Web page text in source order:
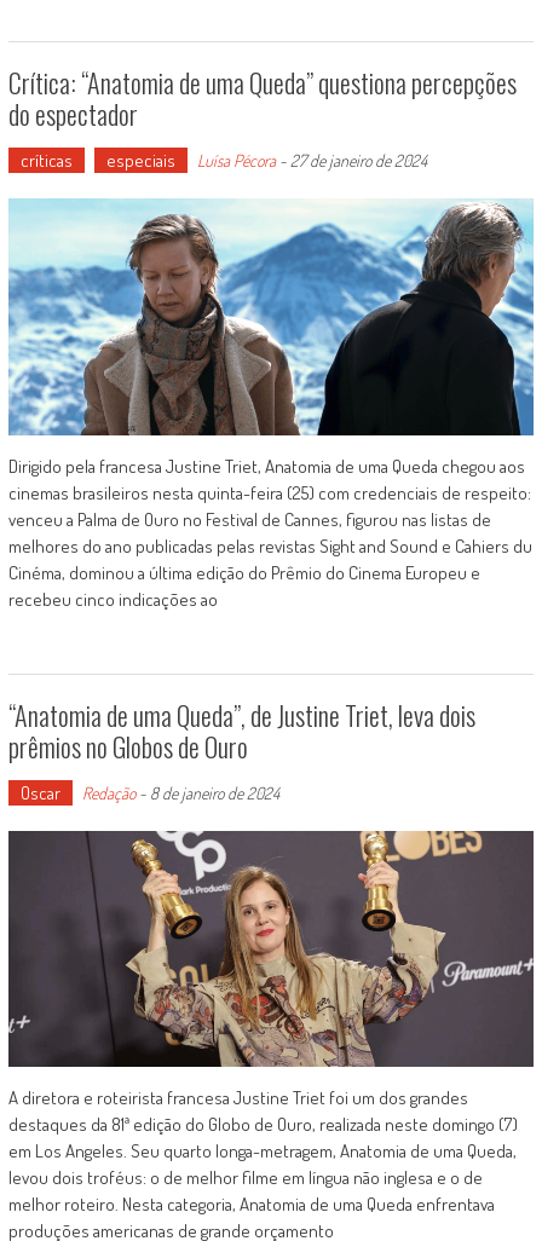
Crítica: “Anatomia de uma Queda” questiona percepções
do espectador
críticas especiais Luísa Pécora-27 de janeiro de 2024
Dirigido pela francesa Justine Triet, Anatomia de uma Queda chegou aos
cinemas brasileiros nesta quinta-feira (25) com credenciais de respeito:
venceu a Palma de Ouro no Festival de Cannes, figurou nas listas de
melhores do ano publicadas pelas revistas Sight and Sound e Cahiers du
Cinéma, dominou a última edição do Prêmio do Cinema Europeu e
recebeu cinco indicações ao
“Anatomia de uma Queda”, de Justine Triet, leva dois
prêmios no Globos de Ouro
Oscar Redação- 8 de janeiro de 2024
A diretora e roteirista francesa Justine Triet foi um dos grandes
destaques da 81ª edição do Globo de Ouro, realizada neste domingo (7)
em Los Angeles. Seu quarto longa-metragem, Anatomia de uma Queda,
levou dois troféus: o de melhor filme em língua não inglesa e o de
melhor roteiro. Nesta categoria, Anatomia de uma Queda enfrentava
produções americanas de grande orçamento